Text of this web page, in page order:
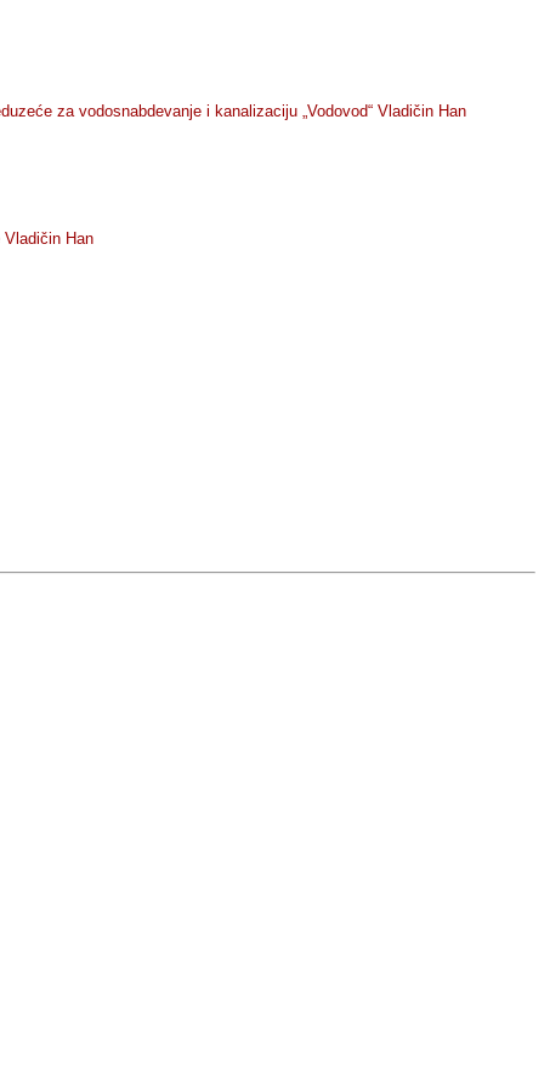
za vodosnabdevanje i kanalizaciju „Vodovod“ Vladičin Han
Vladičin Han